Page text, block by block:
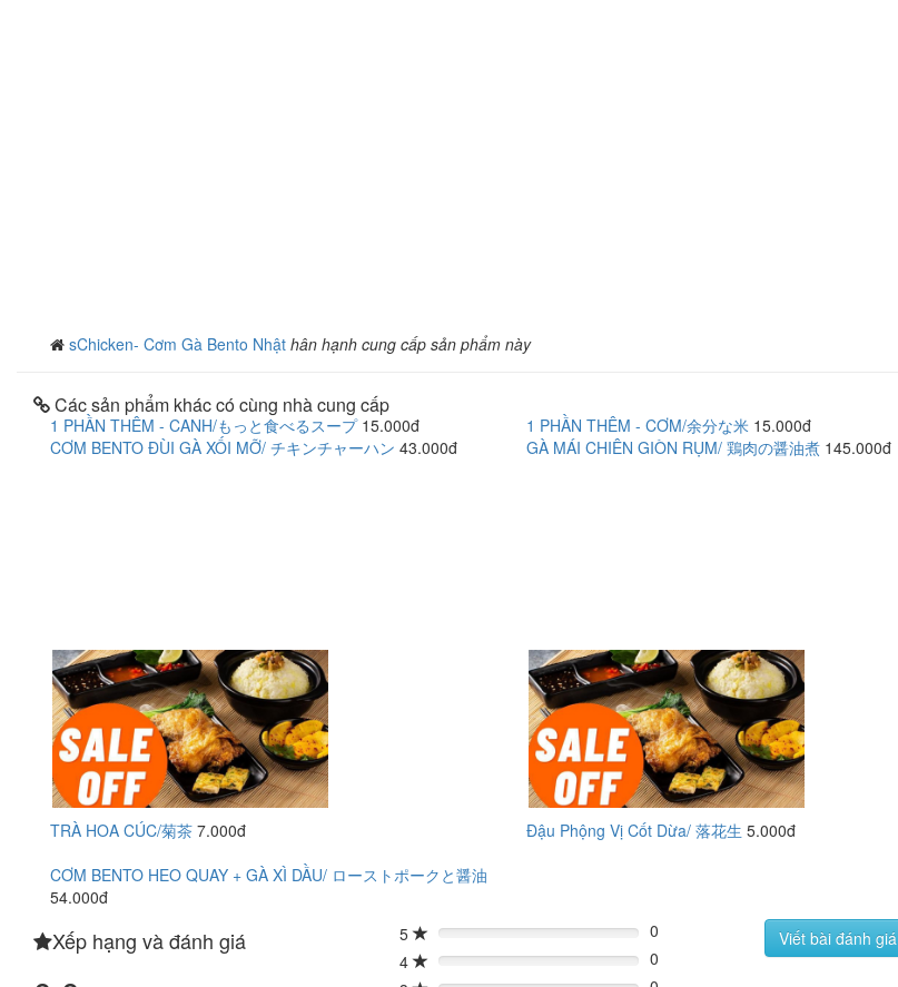
sChicken- Cơm Gà Bento Nhật hân hạnh cung cấp sản phẩm này
Các sản phẩm khác có cùng nhà cung cấp
1 PHẦN THÊM - CANH/もっと食べるスープ 15.000đ 1 PHẦN THÊM - CƠM/余分な米 15.000đ
CƠM BENTO ĐÙI GÀ XỐI MỠ/ チキンチャーハン 43.000đ GÀ MÁI CHIÊN GIÒN RỤM/ 鶏肉の醤油煮 145.000đ
TRÀ HOA CÚC/菊茶 7.000đ Đậu Phộng Vị Cốt Dừa/ 落花生 5.000đ
CƠM BENTO HEO QUAY + GÀ XÌ DẦU/ ローストポークと醤油
54.000đ
Xếp hạng và đánh giá 5 0%
0
4
0%
0
Viết bài đánh giá